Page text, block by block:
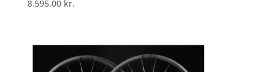
8.595,00 kr.